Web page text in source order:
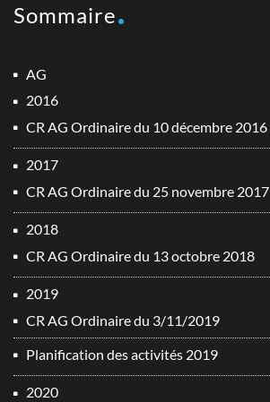
Sommaire
AG
2016
CR AG Ordinaire du 10 décembre 2016
2017
CR AG Ordinaire du 25 novembre 2017
2018
CR AG Ordinaire du 13 octobre 2018
2019
CR AG Ordinaire du 3/11/2019
Planification des activités 2019
2020